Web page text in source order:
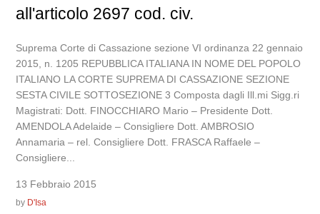
all'articolo 2697 cod. civ.
Suprema Corte di Cassazione sezione VI ordinanza 22 gennaio
2015, n. 1205 REPUBBLICA ITALIANA IN NOME DEL POPOLO
ITALIANO LA CORTE SUPREMA DI CASSAZIONE SEZIONE
SESTA CIVILE SOTTOSEZIONE 3 Composta dagli Ill.mi Sigg.ri
Magistrati: Dott. FINOCCHIARO Mario – Presidente Dott.
AMENDOLA Adelaide – Consigliere Dott. AMBROSIO
Annamaria – rel. Consigliere Dott. FRASCA Raffaele –
Consigliere...
13 Febbraio 2015
by D'Isa